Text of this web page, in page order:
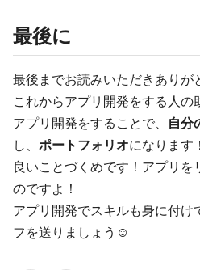
最後に
最後までお読みいただきありが
これからアプリ開発をする人の
アプリ開発をすることで、 自分
し、 ポートフォリオになります！
良いことづくめです！アプリを
のですよ！
アプリ開発でスキルも身に付け
フを送りましょう☺️